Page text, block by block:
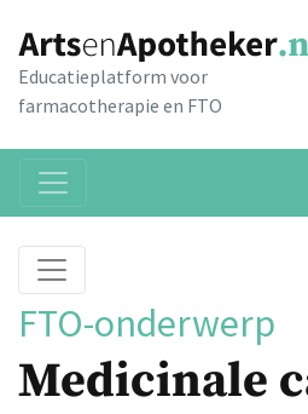
Educatieplatform voor
farmacotherapie en FTO
FTO-onderwerp
Medicinale